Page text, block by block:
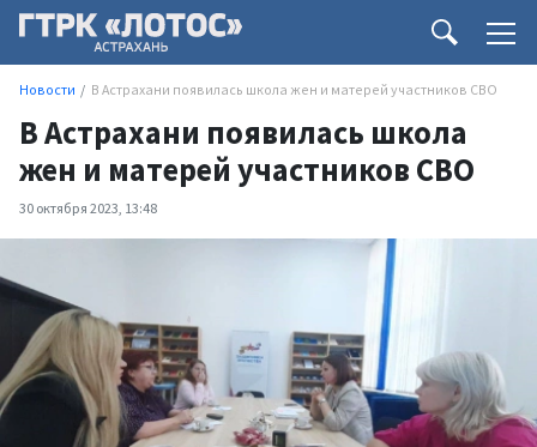
Новости В Астрахани появилась школа жен и матерей участников СВО
В Астрахани появилась школа
жен и матерей участников СВО
30 октября 2023, 13:48